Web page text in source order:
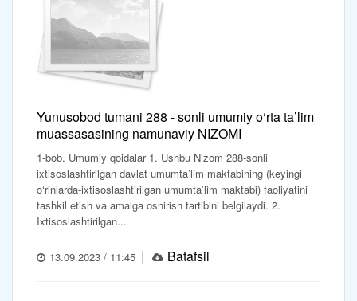
Yunusobod tumani 288 - sonli umumiy o‘rta ta’lim
muassasasining namunaviy NIZOMI
1-bob. Umumiy qoidalar 1. Ushbu Nizom 288-sonli
ixtisoslashtirilgan davlat umumta’lim maktabining (keyingi
o‘rinlarda-ixtisoslashtirilgan umumta’lim maktabi) faoliyatini
tashkil etish va amalga oshirish tartibini belgilaydi. 2.
Ixtisoslashtirilgan...
13.09.2023 / 11:45 Batafsil